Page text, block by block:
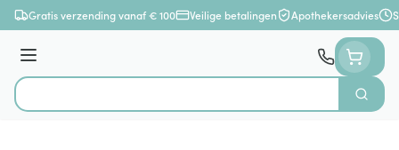
Ga naar de inhoud
Gratis verzending vanaf € 100 Veilige betalingen Apothekersadvies
Menu
Product, merk, categorie...
Zoek